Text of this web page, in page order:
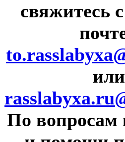
свяжитесь
или
По вопросам